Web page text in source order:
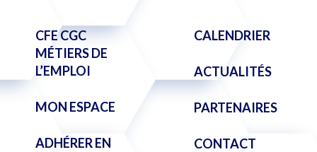
CFE CGC
MÉTIERS DE
L’EMPLOI
MON ESPACE
ADHÉRER EN
CALENDRIER
ACTUALITÉS
PARTENAIRES
CONTACT